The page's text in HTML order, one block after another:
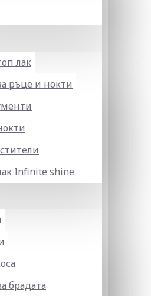
лак
ръце и нокти
Infinite shine
брадата